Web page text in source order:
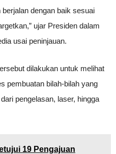
dengan baik sesuai
ujar Presiden dalam
usai peninjauan.
dilakukan untuk melihat
pembuatan bilah-bilah yang
pengelasan, laser, hingga
19 Pengajuan